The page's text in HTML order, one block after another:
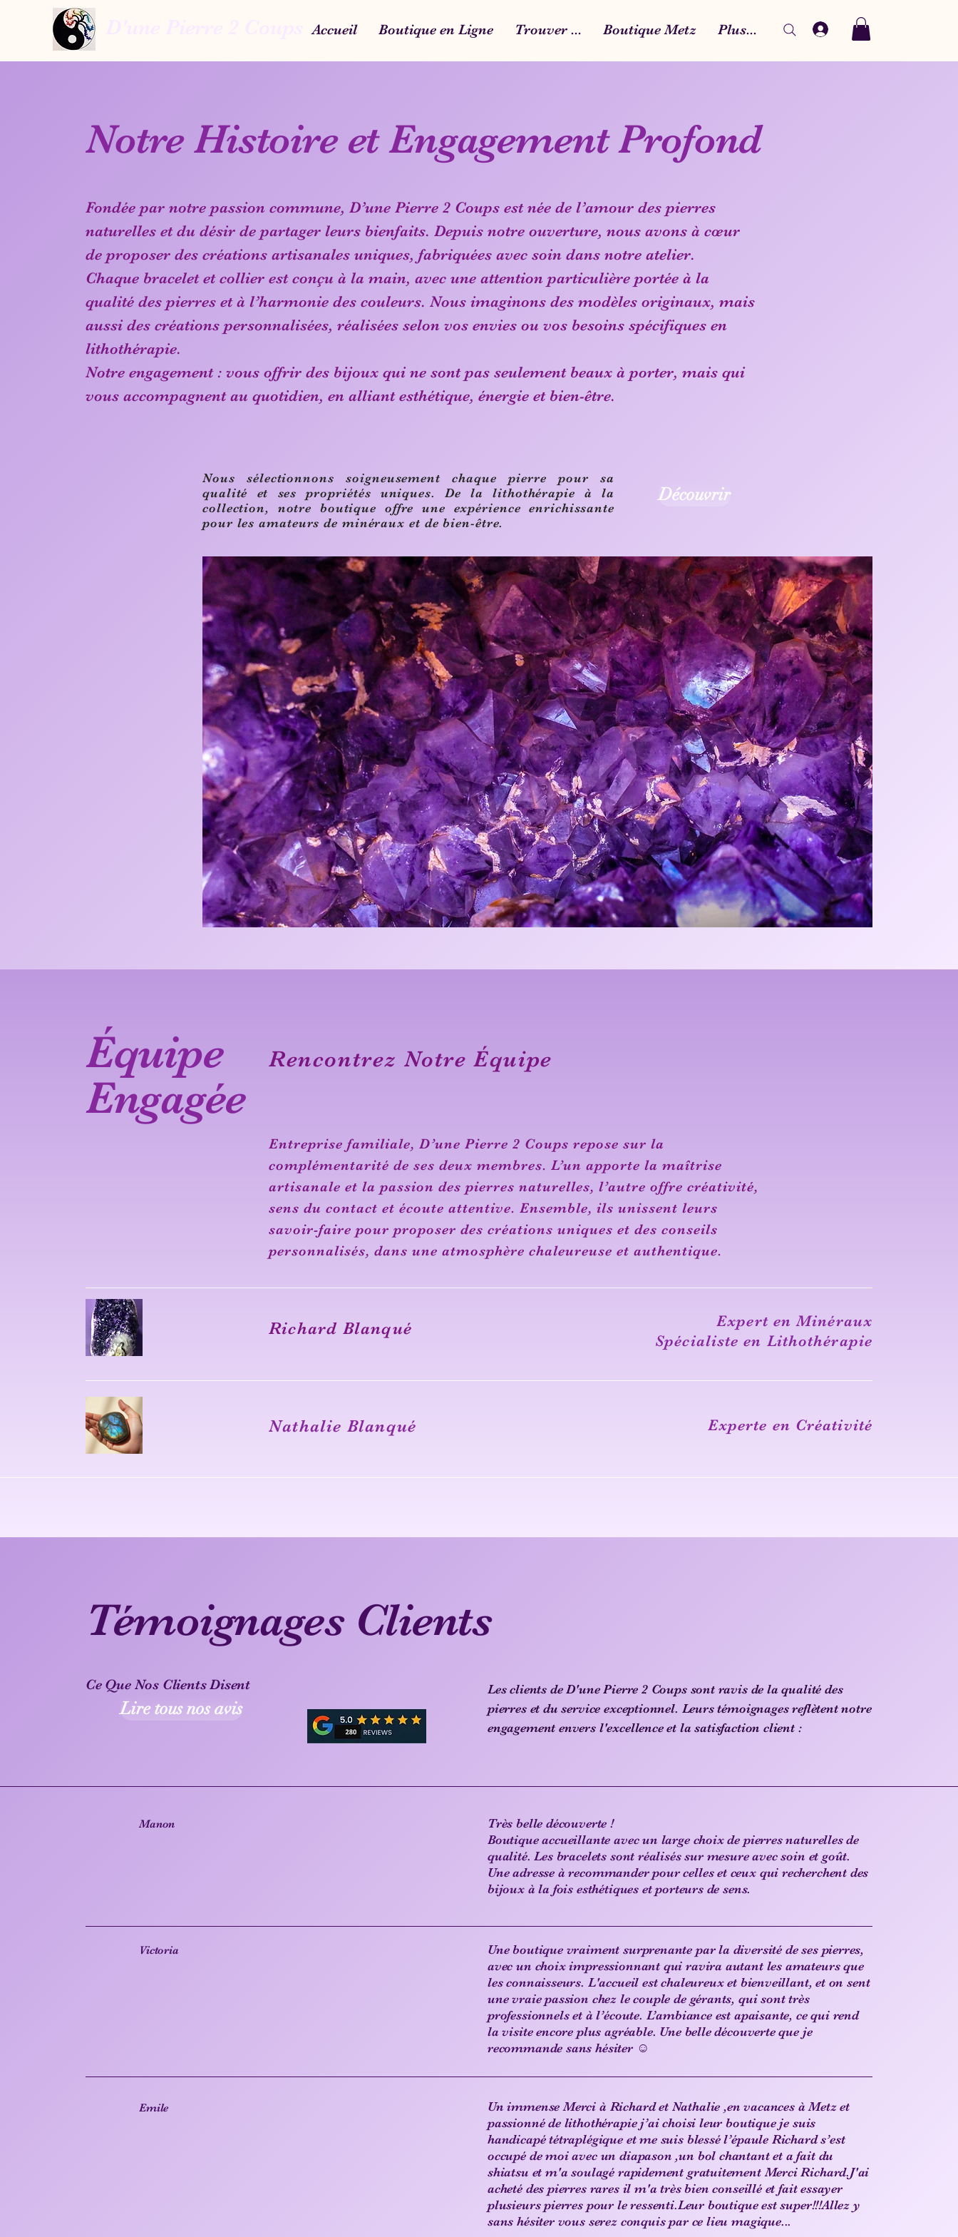
Accueil Boutique en Ligne Trouver ... Boutique Metz Plus...
Notre Histoire et Engagement Profond
Fondée par notre passion commune, D’une Pierre 2 Coups est née de l’amour des pierres
naturelles et du désir de partager leurs bienfaits. Depuis notre ouverture, nous avons à cœur
de proposer des créations artisanales uniques, fabriquées avec soin dans notre atelier.
Chaque bracelet et collier est conçu à la main, avec une attention particulière portée à la
qualité des pierres et à l’harmonie des couleurs. Nous imaginons des modèles originaux, mais
aussi des créations personnalisées, réalisées selon vos envies ou vos besoins spécifiques en
lithothérapie.
Notre engagement : vous offrir des bijoux qui ne sont pas seulement beaux à porter, mais qui
vous accompagnent au quotidien, en alliant esthétique, énergie et bien-être.
Nous sélectionnons soigneusement chaque pierre pour sa
qualité et ses propriétés uniques. De la lithothérapie à la
collection, notre boutique offre une expérience enrichissante
pour les amateurs de minéraux et de bien-être.
Découvrir
Équipe
Engagée
Rencontrez Notre Équipe
Entreprise familiale, D’une Pierre 2 Coups repose sur la
complémentarité de ses deux membres. L’un apporte la maîtrise
artisanale et la passion des pierres naturelles, l’autre offre créativité,
sens du contact et écoute attentive. Ensemble, ils unissent leurs
savoir-faire pour proposer des créations uniques et des conseils
personnalisés, dans une atmosphère chaleureuse et authentique.
Richard Blanqué
​Expert en Minéraux
Spécialiste en Lithothérapie
Nathalie Blanqué Experte en Créativité
Témoignages Clients
Ce Que Nos Clients Disent
Lire tous nos avis
Les clients de D'une Pierre 2 Coups sont ravis de la qualité des
pierres et du service exceptionnel. Leurs témoignages reflètent notre
engagement envers l'excellence et la satisfaction client :
Manon
Très belle découverte !
Boutique accueillante avec un large choix de pierres naturelles de
qualité. Les bracelets sont réalisés sur mesure avec soin et goût.
Une adresse à recommander pour celles et ceux qui recherchent des
bijoux à la fois esthétiques et porteurs de sens.
Victoria
Une boutique vraiment surprenante par la diversité de ses pierres,
avec un choix impressionnant qui ravira autant les amateurs que
les connaisseurs. L'accueil est chaleureux et bienveillant, et on sent
une vraie passion chez le couple de gérants, qui sont très
professionnels et à l’écoute. L’ambiance est apaisante, ce qui rend
la visite encore plus agréable. Une belle découverte que je
recommande sans hésiter ☺️
Emile
Un immense Merci à Richard et Nathalie ,en vacances à Metz et
passionné de lithothérapie j’ai choisi leur boutique je suis
handicapé tétraplégique et me suis blessé l’épaule Richard s’est
occupé de moi avec un diapason ,un bol chantant et a fait du
shiatsu et m'a soulagé rapidement gratuitement Merci Richard.J'ai
acheté des pierres rares il m'a très bien conseillé et fait essayer
plusieurs pierres pour le ressenti.Leur boutique est super!!!Allez y
sans hésiter vous serez conquis par ce lieu magique...